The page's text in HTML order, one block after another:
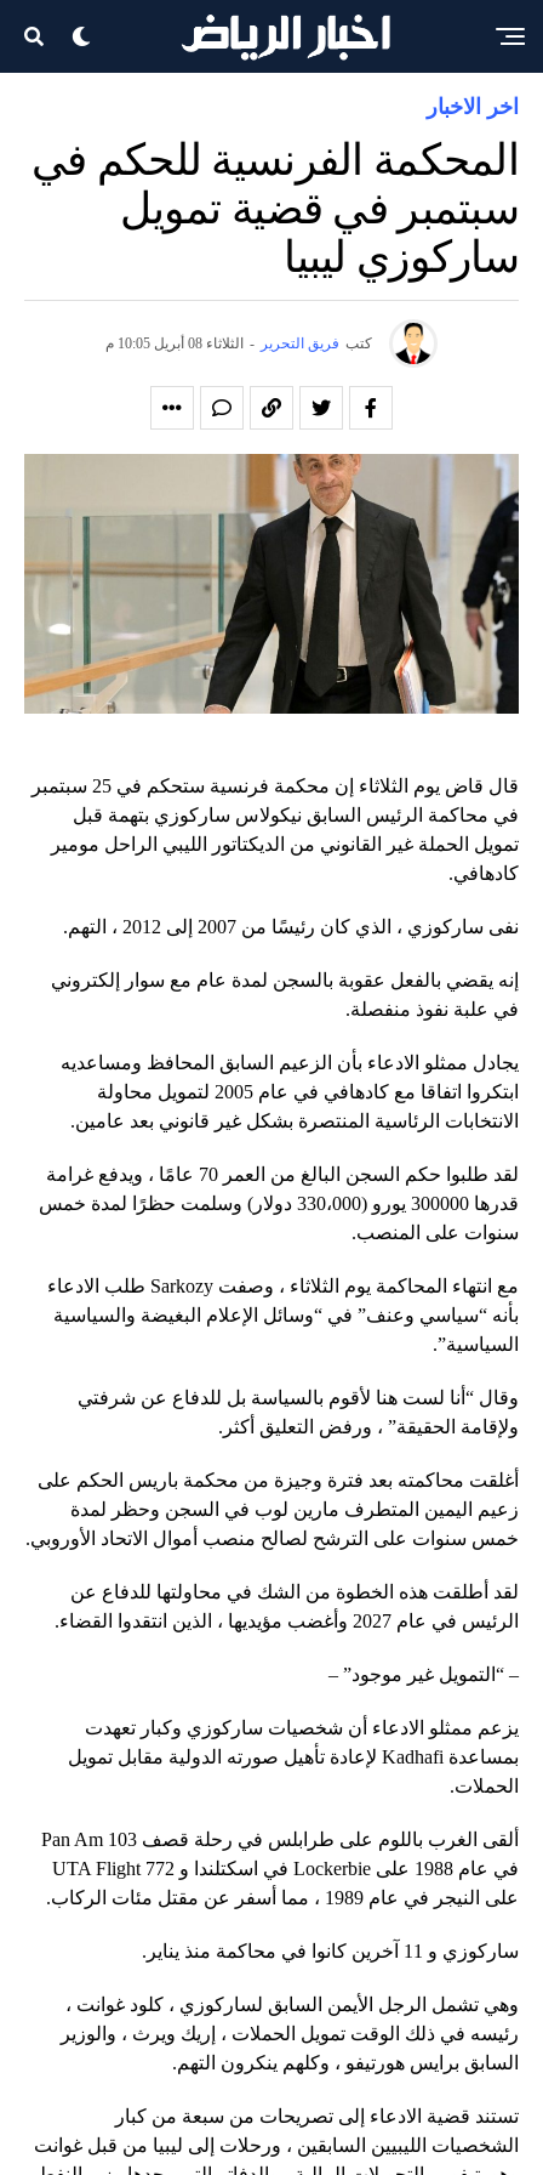
اخر الاخبار
المحكمة الفرنسية للحكم في
سبتمبر في قضية تمويل
ساركوزي ليبيا
كتب فريق التحرير - الثلاثاء 08 أبريل 10:05 م
قال قاض يوم الثلاثاء إن محكمة فرنسية ستحكم في 25 سبتمبر
في محاكمة الرئيس السابق نيكولاس ساركوزي بتهمة قبل
تمويل الحملة غير القانوني من الديكتاتور الليبي الراحل مومير
كادهافي.
نفى ساركوزي ، الذي كان رئيسًا من 2007 إلى 2012 ، التهم.
إنه يقضي بالفعل عقوبة بالسجن لمدة عام مع سوار إلكتروني
في علبة نفوذ منفصلة.
يجادل ممثلو الادعاء بأن الزعيم السابق المحافظ ومساعديه
ابتكروا اتفاقا مع كادهافي في عام 2005 لتمويل محاولة
الانتخابات الرئاسية المنتصرة بشكل غير قانوني بعد عامين.
لقد طلبوا حكم السجن البالغ من العمر 70 عامًا ، ويدفع غرامة
قدرها 300000 يورو (330،000 دولار) وسلمت حظرًا لمدة خمس
سنوات على المنصب.
مع انتهاء المحاكمة يوم الثلاثاء ، وصفت Sarkozy طلب الادعاء
بأنه “سياسي وعنف” في “وسائل الإعلام البغيضة والسياسية
السياسية”.
وقال “أنا لست هنا لأقوم بالسياسة بل للدفاع عن شرفتي
ولإقامة الحقيقة” ، ورفض التعليق أكثر.
أغلقت محاكمته بعد فترة وجيزة من محكمة باريس الحكم على
زعيم اليمين المتطرف مارين لوب في السجن وحظر لمدة
خمس سنوات على الترشح لصالح منصب أموال الاتحاد الأوروبي.
لقد أطلقت هذه الخطوة من الشك في محاولتها للدفاع عن
الرئيس في عام 2027 وأغضب مؤيديها ، الذين انتقدوا القضاء.
– “التمويل غير موجود” –
يزعم ممثلو الادعاء أن شخصيات ساركوزي وكبار تعهدت
بمساعدة Kadhafi لإعادة تأهيل صورته الدولية مقابل تمويل
الحملات.
ألقى الغرب باللوم على طرابلس في رحلة قصف Pan Am 103
في عام 1988 على Lockerbie في اسكتلندا و UTA Flight 772
على النيجر في عام 1989 ، مما أسفر عن مقتل مئات الركاب.
ساركوزي و 11 آخرين كانوا في محاكمة منذ يناير.
وهي تشمل الرجل الأيمن السابق لساركوزي ، كلود غوانت ،
رئيسه في ذلك الوقت تمويل الحملات ، إريك ويرث ، والوزير
السابق برايس هورتيفو ، وكلهم ينكرون التهم.
تستند قضية الادعاء إلى تصريحات من سبعة من كبار
الشخصيات الليبيين السابقين ، ورحلات إلى ليبيا من قبل غوانت